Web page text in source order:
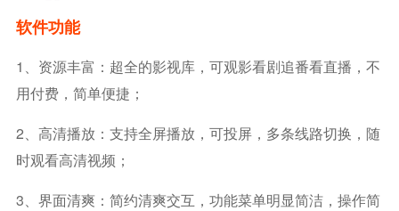
软件功能
1、资源丰富：超全的影视库，可观影看剧追番看直播，不
用付费，简单便捷；
2、高清播放：支持全屏播放，可投屏，多条线路切换，随
时观看高清视频；
3、界面清爽：简约清爽交互，功能菜单明显简洁，操作简